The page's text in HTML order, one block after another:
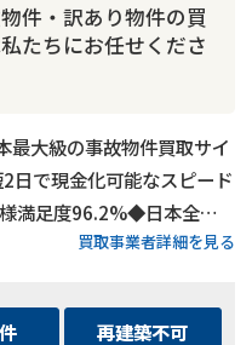
件・訳あり物件の買
たちにお任せくださ
大級の事故物件買取サイ
で現金化可能なスピード
満足度96.2%◆日本全国
買取事業者詳細を見る
再建築不可